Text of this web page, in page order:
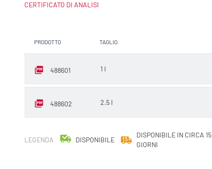
CERTIFICATO DI ANALISI
PRODOTTO TAGLIO
488601 1 l
488602 2.5 l
LEGENDA DISPONIBILE
DISPONIBILE IN CIRCA 15
GIORNI